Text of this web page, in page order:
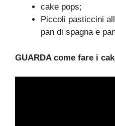
cake pops;
Piccoli pasticcini
pan di spagna e
GUARDA come fare i